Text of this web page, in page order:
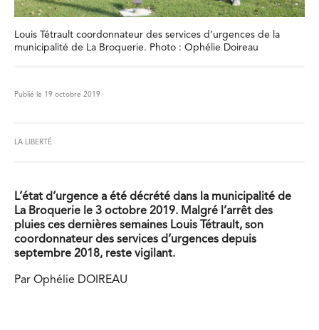
Louis Tétrault coordonnateur des services d’urgences de la
municipalité de La Broquerie. Photo : Ophélie Doireau
Publié le 19 octobre 2019
LA LIBERTÉ
L’état d’urgence a été décrété dans la municipalité de
La Broquerie le 3 octobre 2019. Malgré l’arrêt des
pluies ces dernières semaines Louis Tétrault, son
coordonnateur des services d’urgences depuis
septembre 2018, reste vigilant.
Par Ophélie DOIREAU